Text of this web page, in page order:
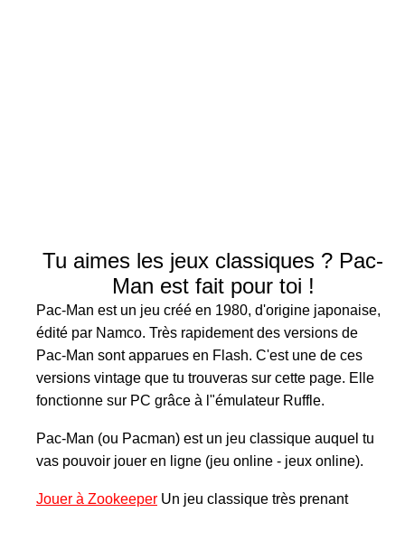
Tu aimes les jeux classiques ? Pac-
Man est fait pour toi !
Pac-Man est un jeu créé en 1980, d'origine japonaise,
édité par Namco. Très rapidement des versions de
Pac-Man sont apparues en Flash. C'est une de ces
versions vintage que tu trouveras sur cette page. Elle
fonctionne sur PC grâce à l"émulateur Ruffle.
Pac-Man (ou Pacman) est un jeu classique auquel tu
vas pouvoir jouer en ligne (jeu online - jeux online).
Jouer à Zookeeper Un jeu classique très prenant